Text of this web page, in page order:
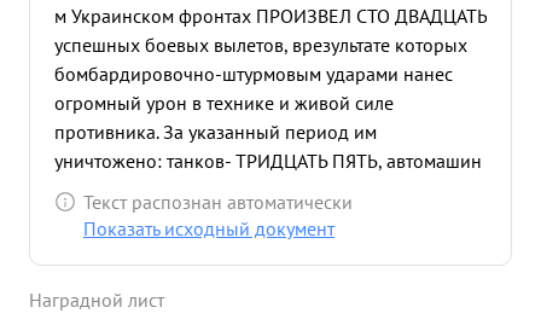
м Украинском фронтах ПРОИЗВЕЛ СТО ДВАДЦАТЬ
успешных боевых вылетов, врезультате которых
бомбардировочно-штурмовым ударами нанес
огромный урон в технике и живой силе
противника. За указанный период им
уничтожено: танков- ТРИДЦАТЬ ПЯТЬ, автомашин
с войсками грузами - СЕМЬДЕСЯТ пять, цистерн с
горючим - девять уничтожено на земле ЧЕТЫРЕ
немецких солдат и офицеров,- таков счет боевой
Текст распознан автоматически
Показать исходный документ
Наградной лист